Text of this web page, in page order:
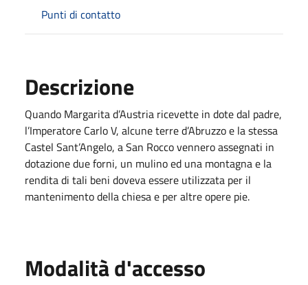
Punti di contatto
Descrizione
Quando Margarita d’Austria ricevette in dote dal padre,
l’Imperatore Carlo V, alcune terre d’Abruzzo e la stessa
Castel Sant’Angelo, a San Rocco vennero assegnati in
dotazione due forni, un mulino ed una montagna e la
rendita di tali beni doveva essere utilizzata per il
mantenimento della chiesa e per altre opere pie.
Modalità d'accesso